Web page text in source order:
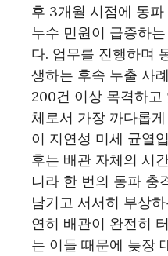
후 3개월 시점에 동
누수 민원이 급증하
다. 업무를 진행하며
생하는 후속 누출 사
200건 이상 목격하고
체로서 가장 까다롭
이 지연성 미세 균열
후는 배관 자체의 시
니라 한 번의 동파 충
남기고 서서히 부상
연히 배관이 완전히
는 이들 때문에 늦장